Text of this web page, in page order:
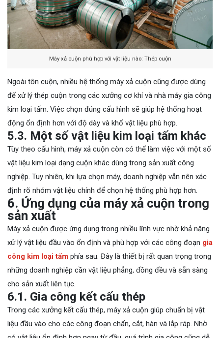
Máy xả cuộn phù hợp với vật liệu nào: Thép cuộn
Ngoài tôn cuộn, nhiều hệ thống máy xả cuộn cũng được dùng
để xử lý thép cuộn trong các xưởng cơ khí và nhà máy gia công
kim loại tấm. Việc chọn đúng cấu hình sẽ giúp hệ thống hoạt
động ổn định hơn với độ dày và khổ vật liệu phù hợp.
5.3. Một số vật liệu kim loại tấm khác
Tùy theo cấu hình, máy xả cuộn còn có thể làm việc với một số
vật liệu kim loại dạng cuộn khác dùng trong sản xuất công
nghiệp. Tuy nhiên, khi lựa chọn máy, doanh nghiệp vẫn nên xác
định rõ nhóm vật liệu chính để chọn hệ thống phù hợp hơn.
6. Ứng dụng của máy xả cuộn trong
sản xuất
Máy xả cuộn được ứng dụng trong nhiều lĩnh vực nhờ khả năng
xử lý vật liệu đầu vào ổn định và phù hợp với các công đoạn gia
công kim loại tấm phía sau. Đây là thiết bị rất quan trọng trong
những doanh nghiệp cần vật liệu phẳng, đồng đều và sẵn sàng
cho sản xuất liên tục.
6.1. Gia công kết cấu thép
Trong các xưởng kết cấu thép, máy xả cuộn giúp chuẩn bị vật
liệu đầu vào cho các công đoạn chấn, cắt, hàn và lắp ráp. Nhờ